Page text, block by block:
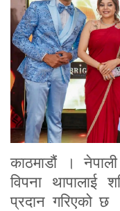
काठमाडौं ।
विपना थापालाई
प्रदान गरिएको